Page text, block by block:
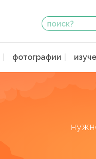
фотографии